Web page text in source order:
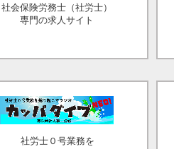
社会保険労務士（社労士）
専門の求人サイト
社労士０号業務を